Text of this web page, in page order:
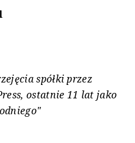
spółki przez
ostatnie 11 lat jako